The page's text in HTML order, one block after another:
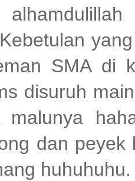
SMA di
disuruh
malunya
dan